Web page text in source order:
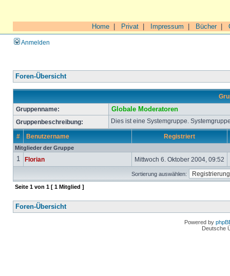
Home Privat Impressum Bücher|
Anmelden
Foren-Übersicht
Gruppenname:
Globale Moderatoren
Gruppenbeschreibung: Dies ist eine Systemgruppe.
# Benutzername Registriert
Mitglieder der Gruppe
1 Florian Mittwoch 6. Oktober 2004, 09:52
Sortierung auswählen:
Seite 1 von 1 [ 1 Mitglied ]
Foren-Übersicht
Powered by
Deutsche